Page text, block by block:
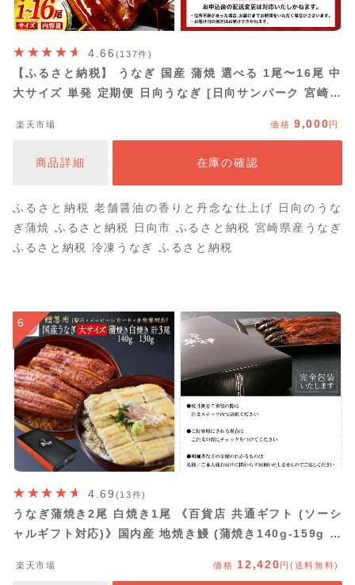
4.66 (137件)
【ふるさと納税】 うなぎ 国産 蒲焼 選べる 1尾〜16尾 中
大サイズ 単発 定期便 日向うなぎ [日向サンパーク 宮崎県
の日 蒲焼き 長焼き ウナギ 鰻 冷凍 化粧箱入り ギフト鰻
楽天市場 価格 9,000円
商品詳細 在庫の確認
ふるさと納税 老舗醤油の香りと丹念な仕上げ 日向のうな
ぎ蒲焼 ふるさと納税 日向市 ふるさと納税 宮崎県産うなぎ
ふるさと納税 冷凍うなぎ ふるさと納税
6
4.69 (13件)
うなぎ蒲焼き2尾 白焼き1尾 《百貨店 共通ギフト (ソーシ
ャルギフト対応)》国内産 地焼き鰻 (蒲焼き140g-159g 白
中元 歳暮 母の日 父の日 ギフト 土用丑 誕生日 プレゼン
楽天市場 価格 12,420円(送料無料)